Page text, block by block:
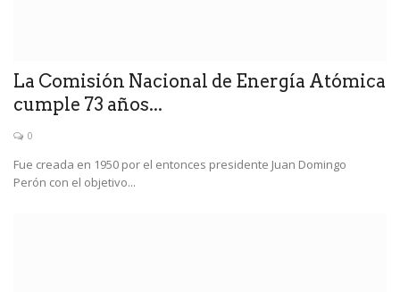
La Comisión Nacional de Energía Atómica
cumple 73 años...
0
Fue creada en 1950 por el entonces presidente Juan Domingo
Perón con el objetivo...